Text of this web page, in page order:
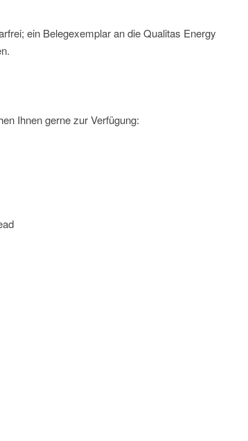
ein Belegexemplar an die Qualitas Energy
Ihnen gerne zur Verfügung: